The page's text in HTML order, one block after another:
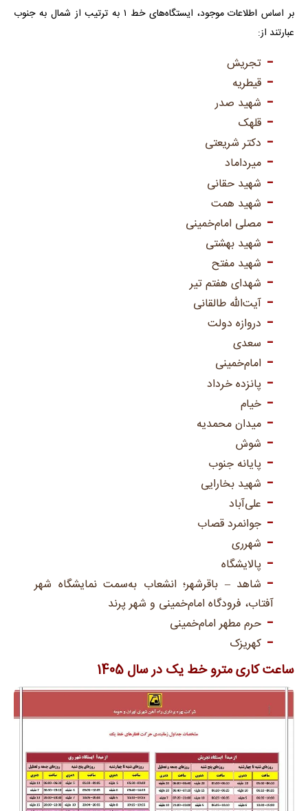
بر اساس اطلاعات موجود، ایستگاه‌های خط ۱ به ترتیب از شمال به جنوب
عبارتند از:
تجریش
قیطریه
شهید صدر
قلهک
دکتر شریعتی
میرداماد
شهید حقانی
شهید همت
مصلی امام‌خمینی
شهید بهشتی
شهید مفتح
شهدای هفتم تیر
آیت‌الله طالقانی
دروازه دولت
سعدی
امام‌خمینی
پانزده خرداد
خیام
میدان محمدیه
شوش
پایانه جنوب
شهید بخارایی
علی‌آباد
جوانمرد قصاب
شهرری
پالایشگاه
شاهد – باقرشهر؛ انشعاب به‌سمت نمایشگاه شهر
آفتاب، فرودگاه امام‌خمینی و شهر پرند
حرم مطهر امام‌خمینی
کهریزک
ساعت کاری مترو خط یک در سال 1405